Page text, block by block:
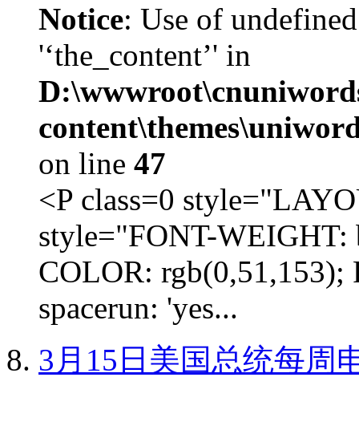
Notice: Use of
'‘the_content’' in
on line 47
<P class=0
style="FONT-
COLOR:
spacerun: 'yes...
3月15日美国总统每周